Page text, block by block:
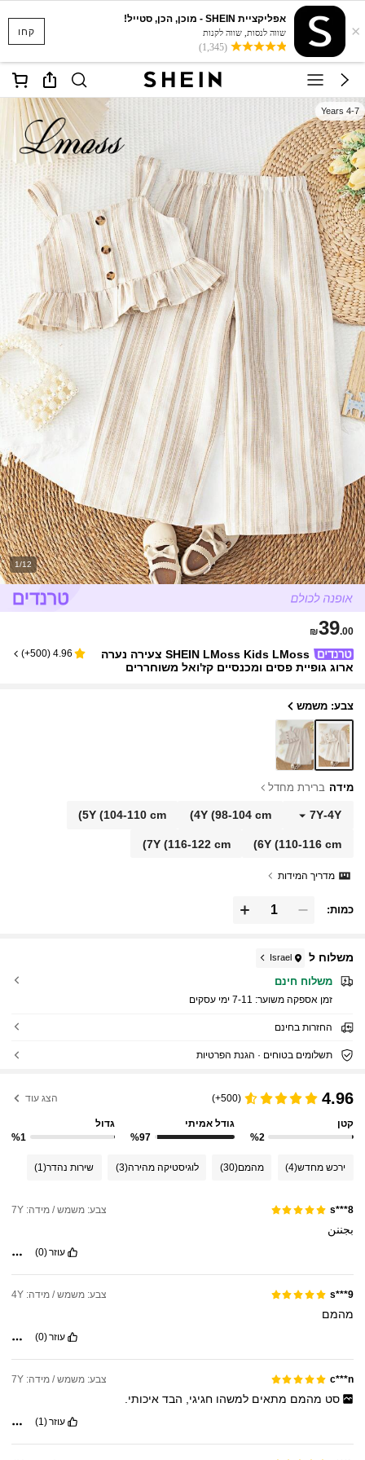
קחו ×
אפליקציית SHEIN - מוכן, הכן, סטייל!
שווה לנסות, שווה לקנות
(1,345)
4-7 Years
1/12
₪39.00
SHEIN LMoss Kids LMoss צעירה נערה
ארוג גופיית פסים ומכנסיים קז'ואל משוחררים
4.96
(
500+
)
צבע: משמש
מידה ברירת מחדל
4Y
-
7Y
4Y(98-104 cm)
5Y(104-110 cm)
6Y (110-116 cm)
7Y(116-122 cm)
מדריך המידות
כמות:
משלוח ל Israel
משלוח חינם
זמן אספקה ​​משוער: 7-11 ימי עסקים
החזרות בחינם
תשלומים בטוחים · הגנת הפרטיות
4.96
(500+) הצג עוד
קטן
%2
גודל אמיתי
%97
גדול
%1
ירכש מחדש(4) מהמם(30) לוגיסטיקה מהירה(3) שירות נהדר(1)
s***8 צבע: משמש / מידה: 7Y
بجننن
עוזר(0)
s***9 צבע: משמש / מידה: 4Y
מהמם
עוזר(0)
c***n צבע: משמש / מידה: 7Y
סט מהמם מתאים למשהו חגיגי, הבד איכותי.
עוזר(1)